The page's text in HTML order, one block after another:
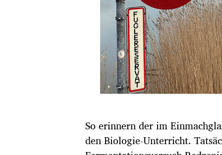
So erinnern der im
den Biologie-Unterricht.